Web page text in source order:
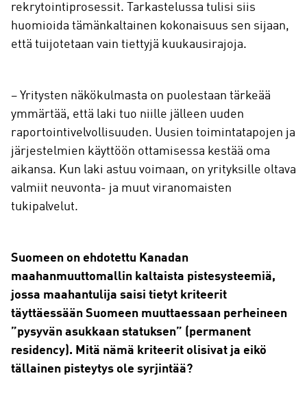
rekrytointiprosessit. Tarkastelussa tulisi siis
huomioida tämänkaltainen kokonaisuus sen sijaan,
että tuijotetaan vain tiettyjä kuukausirajoja.
– Yritysten näkökulmasta on puolestaan tärkeää
ymmärtää, että laki tuo niille jälleen uuden
raportointivelvollisuuden. Uusien toimintatapojen ja
järjestelmien käyttöön ottamisessa kestää oma
aikansa. Kun laki astuu voimaan, on yrityksille oltava
valmiit neuvonta- ja muut viranomaisten
tukipalvelut.
Suomeen on ehdotettu Kanadan
maahanmuuttomallin kaltaista pistesysteemiä,
jossa maahantulija saisi tietyt kriteerit
täyttäessään Suomeen muuttaessaan perheineen
”pysyvän asukkaan statuksen” (permanent
residency). Mitä nämä kriteerit olisivat ja eikö
tällainen pisteytys ole syrjintää?